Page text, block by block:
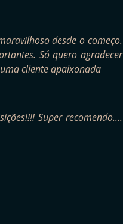
desde o começo.
Só quero agradecer
cliente apaixonada
Super recomendo....